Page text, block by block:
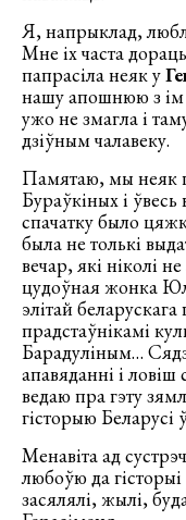
Я, напрыклад,
Мне іх часта
папрасіла неяк у
нашу апошнюю з ім
ужо не змагла і
дзіўным чалавеку.
Памятаю, мы неяк
Бураўкіных і
спачатку было
была не толькі
вечар, які ніколі
цудоўная жонка
элітай
прадстаўнікамі
Барадуліным…
апавяданні і
ведаю пра гэту
гісторыю Беларусі
Менавіта ад
любоўю да
засялялі, жылі,